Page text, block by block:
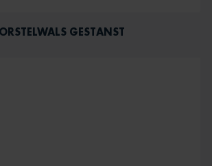
GESTANST